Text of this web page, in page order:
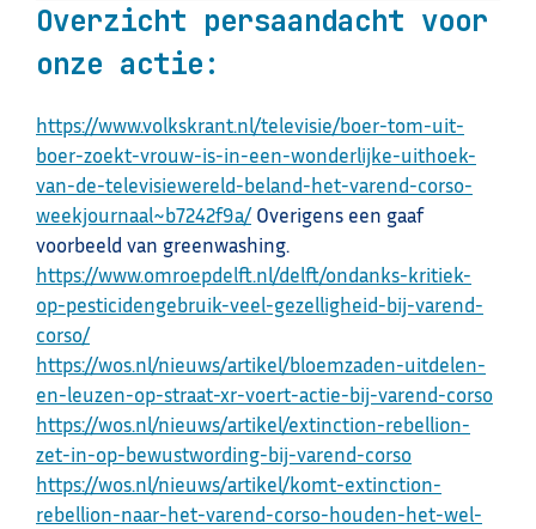
Overzicht persaandacht voor
onze actie:
https://www.volkskrant.nl/televisie/boer-tom-uit-
boer-zoekt-vrouw-is-in-een-wonderlijke-uithoek-
van-de-televisiewereld-beland-het-varend-corso-
weekjournaal~b7242f9a/Overigens een gaaf
voorbeeld van greenwashing.
https://www.omroepdelft.nl/delft/ondanks-kritiek-
op-pesticidengebruik-veel-gezelligheid-bij-varend-
corso/
https://wos.nl/nieuws/artikel/bloemzaden-uitdelen-
en-leuzen-op-straat-xr-voert-actie-bij-varend-corso
https://wos.nl/nieuws/artikel/extinction-rebellion-
zet-in-op-bewustwording-bij-varend-corso
https://wos.nl/nieuws/artikel/komt-extinction-
rebellion-naar-het-varend-corso-houden-het-wel-